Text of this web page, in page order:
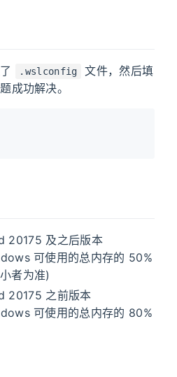
.wslconfig
文件，然后填
成功解决。
20175 及之后版本
可使用的总内存的 50%
者为准)
20175 之前版本
可使用的总内存的 80%